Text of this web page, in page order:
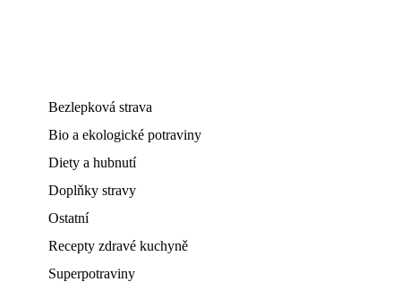
Bezlepková strava
Bio a ekologické potraviny
Diety a hubnutí
Doplňky stravy
Ostatní
Recepty zdravé kuchyně
Superpotraviny